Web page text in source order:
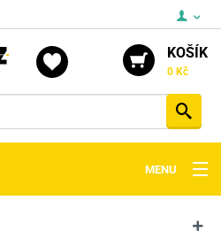
KOŠÍK
0 Kč
MENU